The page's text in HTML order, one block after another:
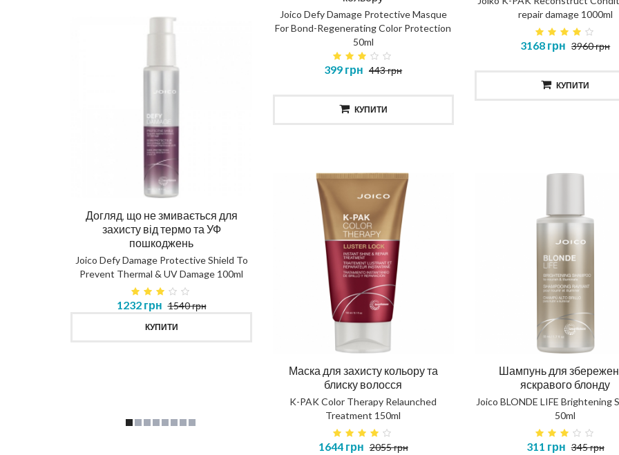
Догляд, що не змивається для
захисту від термо та УФ
пошкоджень
Joico Defy Damage Protective Shield To
Prevent Thermal & UV Damage 100ml
1232 грн 1540 грн
КУПИТИ
Маска повне відновлення
DIAGNOSTIC TOTAL REPAIR MASK
414 грн
КУПИТИ
Шампунь для тіла та
HAIR AND BODY
520 грн
КУПИТИ
Joico Defy Damage Protective Masque
For Bond-Regenerating Color Protection
50ml
399 грн 443 грн
КУПИТИ
repair damage 1000ml
3168 грн 3960 грн
КУПИТИ
Маска для захисту кольору та
блиску волосся
K-PAK Color Therapy Relaunched
Treatment 150ml
1644 грн 2055 грн
Шампунь для
яскравого блонду
Joico BLONDE LIFE Brightening
50ml
311 грн 345 грн